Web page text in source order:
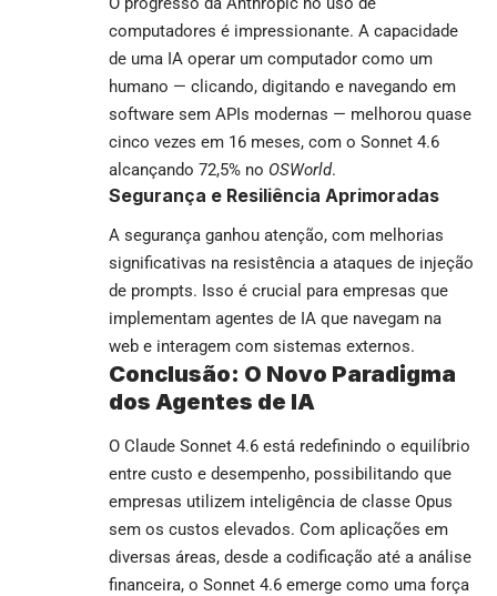
computadores é impressionante. A capacidade
de uma IA operar um computador como um
humano — clicando, digitando e navegando em
software sem APIs modernas — melhorou quase
cinco vezes em 16 meses, com o Sonnet 4.6
alcançando 72,5% no OSWorld.
Segurança e Resiliência Aprimoradas
A segurança ganhou atenção, com melhorias
significativas na resistência a ataques de injeção
de prompts. Isso é crucial para empresas que
implementam agentes de IA que navegam na
web e interagem com sistemas externos.
Conclusão: O Novo Paradigma
dos Agentes de IA
O Claude Sonnet 4.6 está redefinindo o equilíbrio
entre custo e desempenho, possibilitando que
empresas utilizem inteligência de classe Opus
sem os custos elevados. Com aplicações em
diversas áreas, desde a codificação até a análise
financeira, o Sonnet 4.6 emerge como uma força